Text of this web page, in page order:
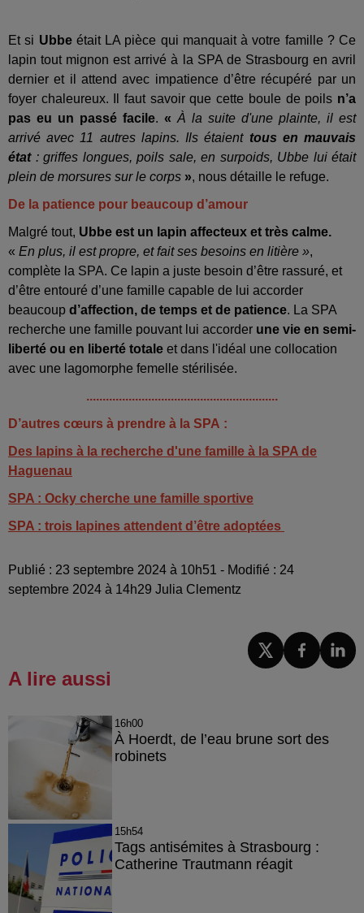
Et si Ubbeétait LA pièce qui manquait à votre famille ? Ce
lapin tout mignon est arrivé à la SPA de Strasbourg en avril
dernier et il attend avec impatience d’être récupéré par un
foyer chaleureux. Il faut savoir que cette boule de poils n’a
pas eu un passé facile. « À la suite d'une plainte, il est
arrivé avec 11 autres lapins. Ils étaient tous en mauvais
état: griffes longues, poils sale, en surpoids, Ubbe lui était
plein de morsures sur le corps », nous détaille le refuge.
De la patience pour beaucoup d’amour
Malgré tout, Ubbe est un lapin affecteux et très calme.
« En plus, il est propre, et fait ses besoins en litière »,
complète la SPA. Ce lapin a juste besoin d’être rassuré, et
d’être entouré d’une famille capable de lui accorder
beaucoup d’affection, de temps et de patience. La SPA
recherche une famille pouvant lui accorder une vie en semi-
liberté ou en liberté totale et dans l'idéal une collocation
avec une lagomorphe femelle stérilisée.
...........................................................
D’autres cœurs à prendre à la SPA :
Des lapins à la recherche d'une famille à la SPA de
Haguenau
SPA : Ocky cherche une famille sportive
SPA : trois lapines attendent d’être adoptées
Publié : 23 septembre 2024 à 10h51 - Modifié : 24
septembre 2024 à 14h29 Julia Clementz
A lire aussi
16h00
À Hoerdt, de l’eau brune sort des
robinets
15h54
Tags antisémites à Strasbourg :
Catherine Trautmann réagit